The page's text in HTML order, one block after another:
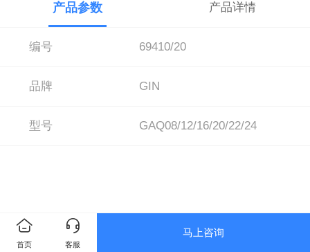
产品参数 产品详情
编号 69410/20
品牌 GIN
型号 GAQ08/12/16/20/22/24
首页 客服
马上咨询